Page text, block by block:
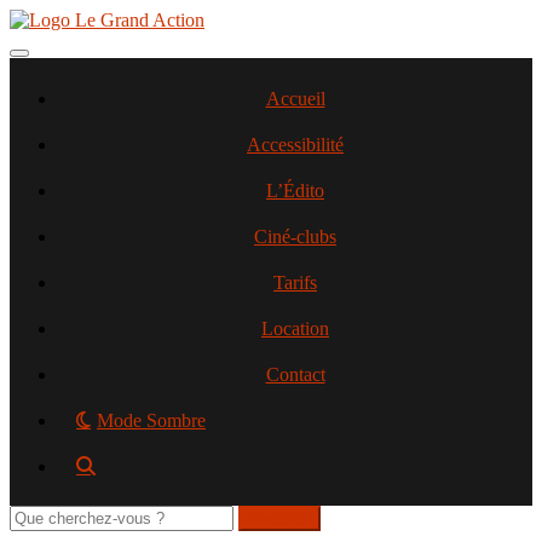
Aller
contenu
Toggle navigation
Accueil
Accessibilité
L’Édito
Ciné-clubs
Tarifs
Location
Contact
Mode Sombre
Rechercher
sur